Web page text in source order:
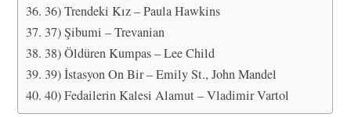
36) Trendeki Kız – Paula Hawkins
37) Şibumi – Trevanian
38) Öldüren Kumpas – Lee Child
39) İstasyon On Bir – Emily St., John Mandel
40) Fedailerin Kalesi Alamut – Vladimir Vartol